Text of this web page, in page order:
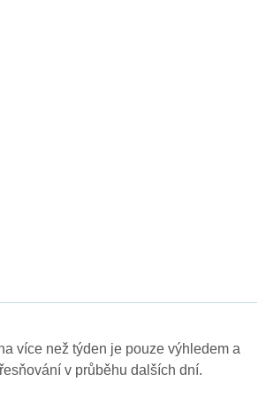
více než týden je pouze výhledem a
v průběhu dalších dní.